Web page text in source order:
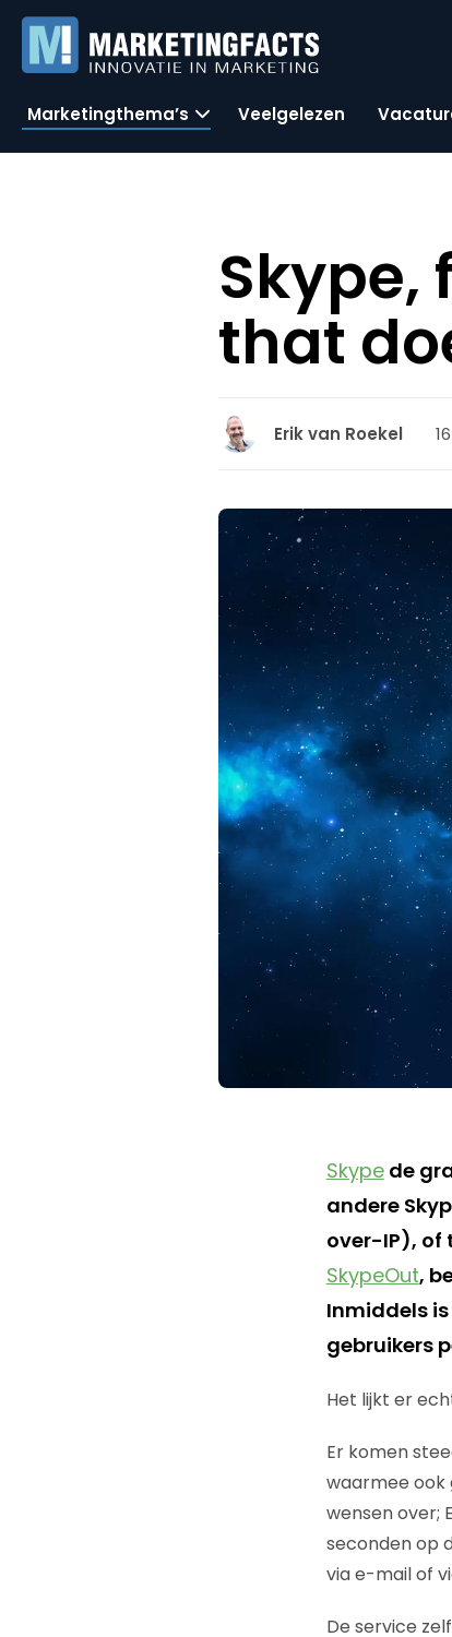
Marketingthema’s Veelgelezen
that
Erik van Roekel
Skypede
andere
over-IP), of
SkypeOut,
Inmiddels
gebruikers
Het lijkt er
Er komen
waarmee ook
wensen over;
seconden op
via e-mail of
De service